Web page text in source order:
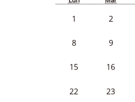
Lun Mar
1 2
8 9
15 16
22 23